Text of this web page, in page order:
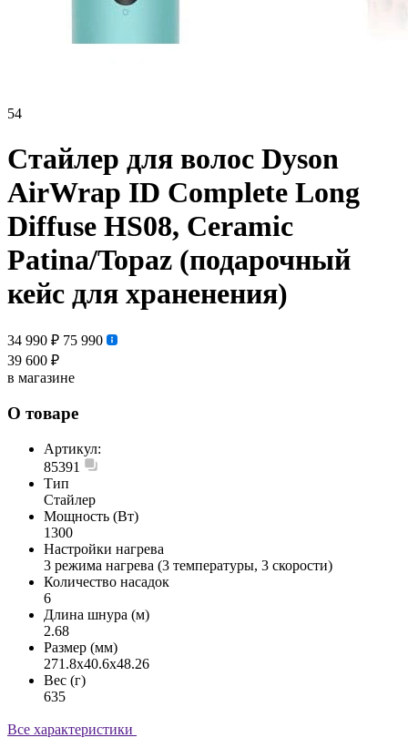
54
Стайлер для волос Dyson
AirWrap ID Complete Long
Diffuse HS08, Ceramic
Patina/Topaz (подарочный
кейс для храненения)
34 990 ₽ 75 990
39 600 ₽
в магазине
О товаре
Артикул:
85391
Тип
Стайлер
Мощность (Вт)
1300
Настройки нагрева
3 режима нагрева (3 температуры, 3 скорости)
Количество насадок
6
Длина шнура (м)
2.68
Размер (мм)
271.8x40.6x48.26
Вес (г)
635
Все характеристики